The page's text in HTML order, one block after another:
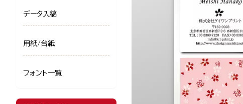
データ入稿
用紙/台紙
フォント一覧